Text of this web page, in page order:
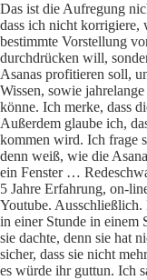
Das ist die Aufregung
dass ich nicht
bestimmte Vorstellung
durchdrücken will,
Asanas profitieren soll,
Wissen, sowie
könne. Ich merke, dass
Außerdem glaube ich,
kommen wird. Ich frage
denn weiß, wie die
ein Fenster …
5 Jahre Erfahrung, on-
Youtube.
in einer Stunde in
sie dachte, denn sie hat
sicher, dass sie nicht
es würde ihr guttun. Ich